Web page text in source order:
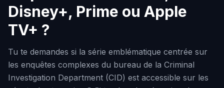
Disney+, Prime ou Apple
TV+ ?
Tu te demandes si la série emblématique centrée sur
les enquêtes complexes du bureau de la Criminal
Investigation Department (CID) est accessible sur les